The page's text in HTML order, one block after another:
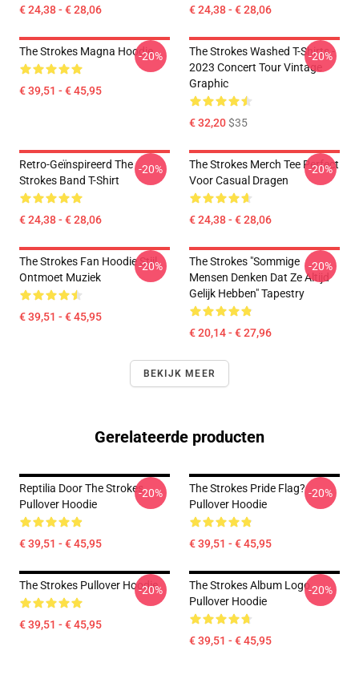
€ 24,38 - € 28,06 € 24,38 - € 28,06
The Strokes Magna Hoodie
€ 39,51 - € 45,95
-20%
The Strokes Washed T-Shirts -
2023 Concert Tour Vintage
Graphic
€ 32,20$35
-20%
Retro-Geïnspireerd The
Strokes Band T-Shirt
€ 24,38 - € 28,06
-20%
The Strokes Merch Tee Perfect
Voor Casual Dragen
€ 24,38 - € 28,06
-20%
The Strokes Fan Hoodie Stijl
Ontmoet Muziek
€ 39,51 - € 45,95
-20%
The Strokes "Sommige
Mensen Denken Dat Ze Altijd
Gelijk Hebben" Tapestry
€ 20,14 - € 27,96
-20%
BEKIJK MEER
Gerelateerde producten
Reptilia Door The Strokes
Pullover Hoodie
€ 39,51 - € 45,95
-20%
The Strokes Pride Flag?
Pullover Hoodie
€ 39,51 - € 45,95
-20%
The Strokes Pullover Hoodie
€ 39,51 - € 45,95
-20%
The Strokes Album Logo
Pullover Hoodie
€ 39,51 - € 45,95
-20%